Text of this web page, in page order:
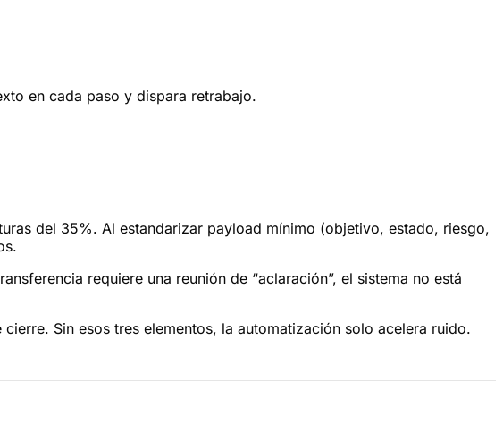
en cada paso y dispara retrabajo.
del 35%. Al estandarizar payload mínimo (objetivo, estado, riesgo,
requiere una reunión de “aclaración”, el sistema no está
Sin esos tres elementos, la automatización solo acelera ruido.